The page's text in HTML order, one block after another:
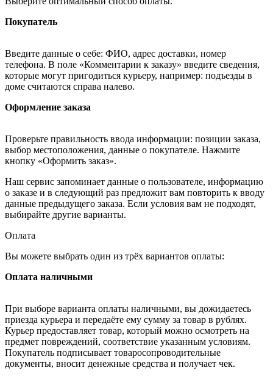
Покупатель
Введите данные о себе: ФИО, адрес доставки, номер
телефона. В поле «Комментарии к заказу» введите сведения,
которые могут пригодиться курьеру, например: подъезды в
доме считаются справа налево.
Оформление заказа
Проверьте правильность ввода информации: позиции заказа,
выбор местоположения, данные о покупателе. Нажмите
кнопку «Оформить заказ».
Наш сервис запоминает данные о пользователе, информацию
о заказе и в следующий раз предложит вам повторить к вводу
данные предыдущего заказа. Если условия вам не подходят,
выбирайте другие варианты.
Оплата
Вы можете выбрать один из трёх вариантов оплаты:
Оплата наличными
При выборе варианта оплаты наличными, вы дожидаетесь
приезда курьера и передаёте ему сумму за товар в рублях.
Курьер предоставляет товар, который можно осмотреть на
предмет повреждений, соответствие указанным условиям.
Покупатель подписывает товаросопроводительные
документы, вносит денежные средства и получает чек.